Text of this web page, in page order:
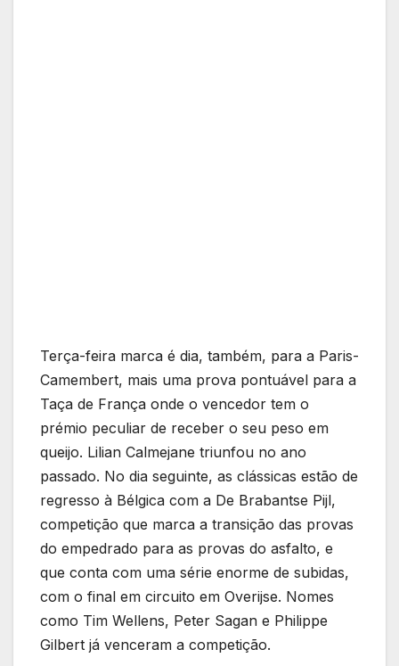
Terça-feira marca é dia, também, para a Paris-
Camembert, mais uma prova pontuável para a
Taça de França onde o vencedor tem o
prémio peculiar de receber o seu peso em
queijo. Lilian Calmejane triunfou no ano
passado. No dia seguinte, as clássicas estão de
regresso à Bélgica com a De Brabantse Pijl,
competição que marca a transição das provas
do empedrado para as provas do asfalto, e
que conta com uma série enorme de subidas,
com o final em circuito em Overijse. Nomes
como Tim Wellens, Peter Sagan e Philippe
Gilbert já venceram a competição.